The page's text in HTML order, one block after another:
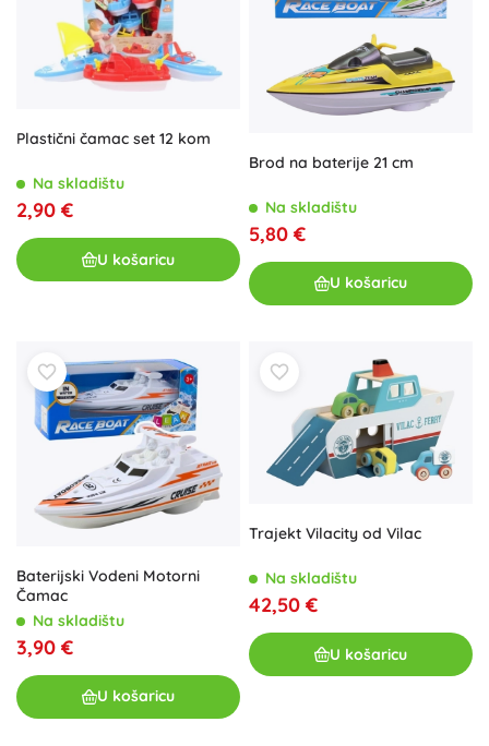
Plastični čamac set 12 kom
Na skladištu
2,90 €
U košaricu
Brod na baterije 21 cm
Na skladištu
5,80 €
U košaricu
Baterijski Vodeni Motorni
Čamac
Na skladištu
3,90 €
U košaricu
Trajekt Vilacity od Vilac
Na skladištu
42,50 €
U košaricu